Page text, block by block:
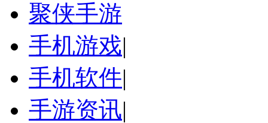
聚侠手游
手机游戏|
手机软件|
手游资讯|